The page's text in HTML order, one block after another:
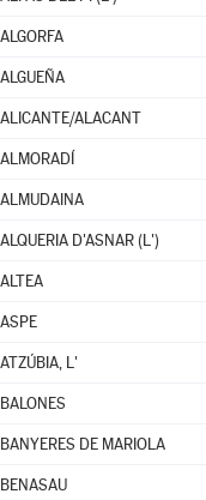
ALGORFA
ALGUEÑA
ALICANTE/ALACANT
ALMORADÍ
ALMUDAINA
ALQUERIA D'ASNAR (L')
ALTEA
ASPE
ATZÚBIA, L'
BALONES
BANYERES DE MARIOLA
BENASAU